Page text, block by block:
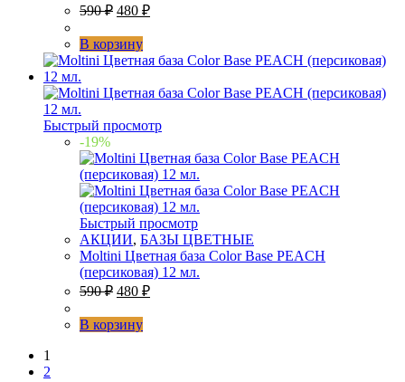
590₽ 480 ₽
В корзину
Быстрый просмотр
-19%
Быстрый просмотр
АКЦИИ, БАЗЫ ЦВЕТНЫЕ
Moltini Цветная база Color Base PEACH
(персиковая) 12 мл.
590₽ 480 ₽
В корзину
1
2